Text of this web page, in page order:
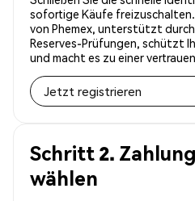
sofortige Käufe
von Phemex, unterstützt
Reserves-Prüfungen, schützt
und macht es zu einer
Jetzt registrieren
Schritt 2.
wählen